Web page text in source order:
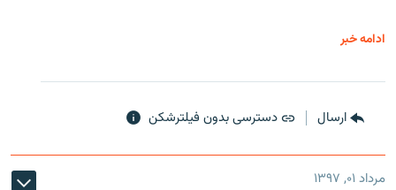
ادامه خبر
ارسال دسترسی بدون فیلترشکن
مرداد ۰۱, ۱۳۹۷